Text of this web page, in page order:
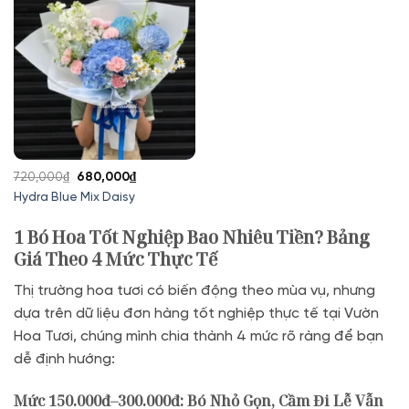
Hydra Blue Mix Daisy
720,000₫
Giá
gốc
720,000₫.
680,000₫Giá
hiện
là:
680,000₫.
1 Bó Hoa Tốt Nghiệp Bao Nhiêu Tiền? Bảng
Giá Theo 4 Mức Thực Tế
Thị trường hoa tươi có biến động theo mùa vụ, nhưng
dựa trên dữ liệu đơn hàng tốt nghiệp thực tế tại Vườn
Hoa Tươi, chúng mình chia thành 4 mức rõ ràng để bạn
dễ định hướng:
Mức 150.000đ–300.000đ: Bó Nhỏ Gọn, Cầm Đi Lễ Vẫn